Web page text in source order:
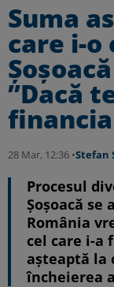
Suma
care i-o
”Dacă
28 Mar, 12:36 •Stefan
Procesul
Șoșoacă se
România
cel care i-a
așteaptă la
încheierea